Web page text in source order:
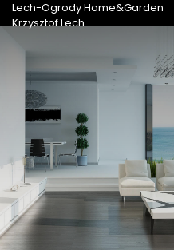
Lech-Ogrody Home&Garden
Krzysztof Lech